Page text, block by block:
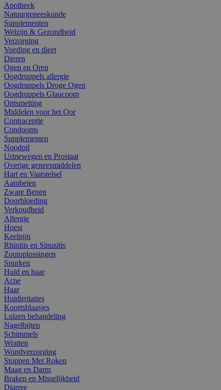
Apotheek
Natuurgeneeskunde
Supplementen
Welzijn & Gezondheid
Verzorging
Voeding en dieet
Dieren
Ogen en Oren
Oogdruppels allergie
Oogdruppels Droge Ogen
Oogdruppels Glaucoom
Ontsmetting
Middelen voor het Oor
Contraceptie
Condooms
Supplementen
Noodpil
Urinewegen en Prostaat
Overige geneesmiddelen
Hart en Vaatstelsel
Aambeien
Zware Benen
Doorbloeding
Verkoudheid
Allergie
Hoest
Keelpijn
Rhinitis en Sinusitis
Zoutoplossingen
Snurken
Huid en haar
Acne
Haar
Huidirritaties
Koortsblaasjes
Luizen behandeling
Nagelbijten
Schimmels
Wratten
Wondverzorging
Stoppen Met Roken
Maag en Darm
Braken en Misselijkheid
Diarree